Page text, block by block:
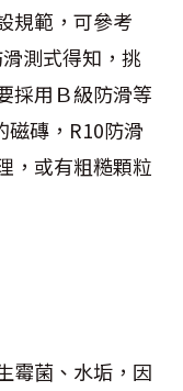
規範，可參考
測式得知，挑
採用Ｂ級防滑等
磁磚，R10防滑
，或有粗糙顆粒
霉菌、水垢，因